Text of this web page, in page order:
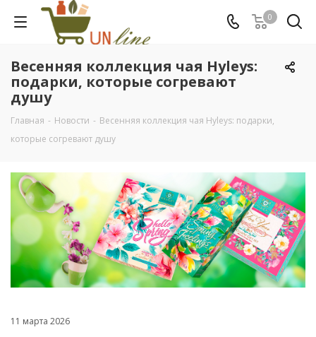
0
Весенняя коллекция чая Hyleys:
подарки, которые согревают
душу
Главная - Новости - Весенняя коллекция чая Hyleys: подарки,
которые согревают душу
11 марта 2026